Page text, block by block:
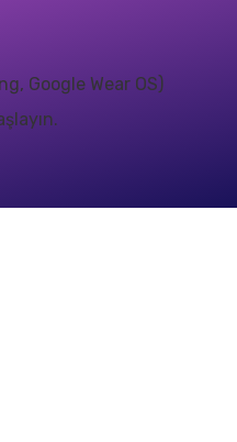
Google Wear OS)